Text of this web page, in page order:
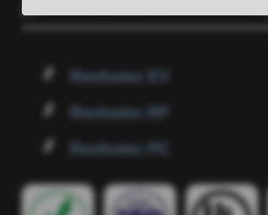
Renhotec EV
Renhotec RF
Renhotec PC